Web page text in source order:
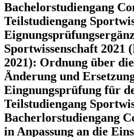
Bachelorstudiengang
Teilstudiengang
Sportwissenschaft 2021
2021): Ordnung über
Änderung und
Eingnungsprüfung für
Teilstudiengang
Bacherlorstudiengang
in Anpassung an die